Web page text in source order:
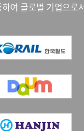
여 글로벌 기업으로